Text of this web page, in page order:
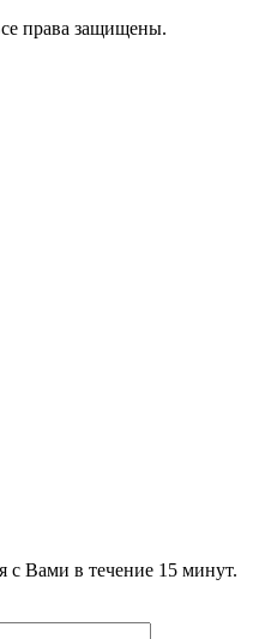
права защищены.
с Вами в течение 15 минут.